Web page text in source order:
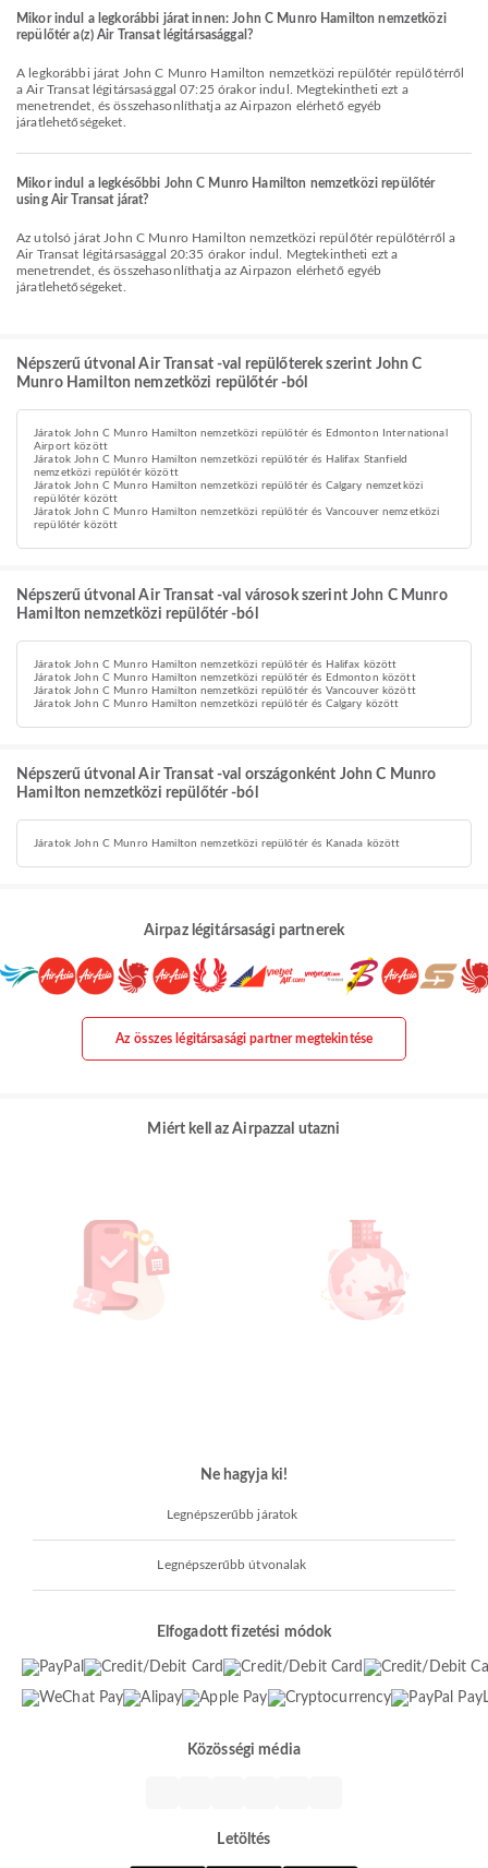
Mikor indul a legkorábbi járat innen: John C Munro Hamilton nemzetközi
repülőtér a(z) Air Transat légitársasággal?
A legkorábbi járat John C Munro Hamilton nemzetközi repülőtér repülőtérről
a Air Transat légitársasággal 07:25 órakor indul. Megtekintheti ezt a
menetrendet, és összehasonlíthatja az Airpazon elérhető egyéb
járatlehetőségeket.
Mikor indul a legkésőbbi John C Munro Hamilton nemzetközi repülőtér
using Air Transat járat?
Az utolsó járat John C Munro Hamilton nemzetközi repülőtér repülőtérről a
Air Transat légitársasággal 20:35 órakor indul. Megtekintheti ezt a
menetrendet, és összehasonlíthatja az Airpazon elérhető egyéb
járatlehetőségeket.
Népszerű útvonal Air Transat -val repülőterek szerint John C
Munro Hamilton nemzetközi repülőtér -ból
Járatok John C Munro Hamilton nemzetközi repülőtér és Edmonton International
Airport között
Járatok John C Munro Hamilton nemzetközi repülőtér és Halifax Stanfield
nemzetközi repülőtér között
Járatok John C Munro Hamilton nemzetközi repülőtér és Calgary nemzetközi
repülőtér között
Járatok John C Munro Hamilton nemzetközi repülőtér és Vancouver nemzetközi
repülőtér között
Népszerű útvonal Air Transat -val városok szerint John C Munro
Hamilton nemzetközi repülőtér -ból
Járatok John C Munro Hamilton nemzetközi repülőtér és Halifax között
Járatok John C Munro Hamilton nemzetközi repülőtér és Edmonton között
Járatok John C Munro Hamilton nemzetközi repülőtér és Vancouver között
Járatok John C Munro Hamilton nemzetközi repülőtér és Calgary között
Népszerű útvonal Air Transat -val országonként John C Munro
Hamilton nemzetközi repülőtér -ból
Járatok John C Munro Hamilton nemzetközi repülőtér és Kanada között
Airpaz légitársasági partnerek
Az összes légitársasági partner megtekintése
Miért kell az Airpazzal utazni
Ne hagyja ki!
Legnépszerűbb járatok
Legnépszerűbb útvonalak
Elfogadott fizetési módok
Közösségi média
Letöltés